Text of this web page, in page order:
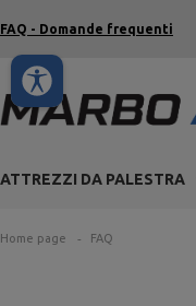
FAQ - Domande frequenti
ATTREZZI DA PALESTRA
Home page FAQ